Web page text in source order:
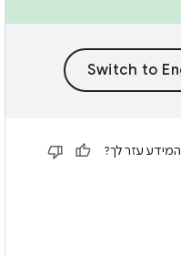
המידע עזר לך?